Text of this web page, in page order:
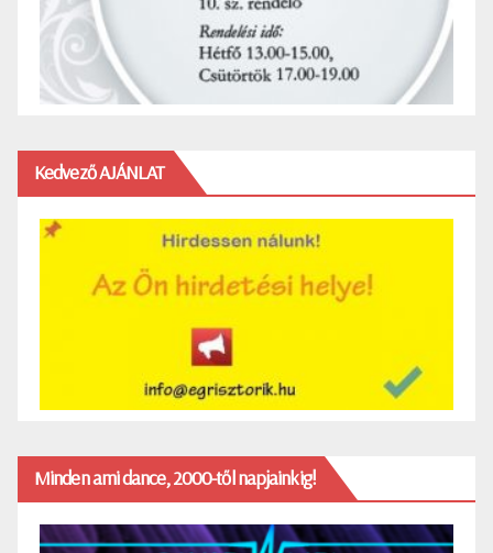
Kedvező AJÁNLAT
Minden ami dance, 2000-től napjainkig!